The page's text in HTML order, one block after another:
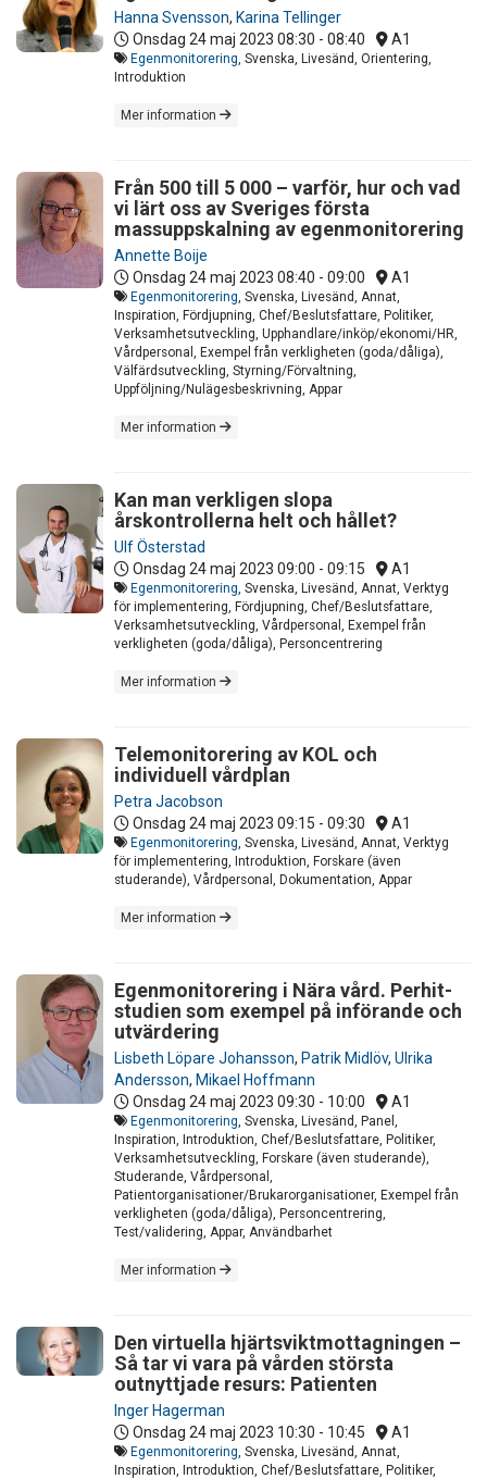
Hanna Svensson, Karina Tellinger
Onsdag 24 maj 2023 08:30 - 08:40 A1
Egenmonitorering , Svenska, Livesänd, Orientering,
Introduktion
Mer information
Från 500 till 5 000 – varför, hur och vad
vi lärt oss av Sveriges första
massuppskalning av egenmonitorering
Annette Boije
Onsdag 24 maj 2023 08:40 - 09:00 A1
Egenmonitorering , Svenska, Livesänd, Annat,
Inspiration, Fördjupning, Chef/Beslutsfattare, Politiker,
Verksamhetsutveckling, Upphandlare/inköp/ekonomi/HR,
Vårdpersonal, Exempel från verkligheten (goda/dåliga),
Välfärdsutveckling, Styrning/Förvaltning,
Uppföljning/Nulägesbeskrivning, Appar
Mer information
Kan man verkligen slopa
årskontrollerna helt och hållet?
Ulf Österstad
Onsdag 24 maj 2023 09:00 - 09:15 A1
Egenmonitorering , Svenska, Livesänd, Annat, Verktyg
för implementering, Fördjupning, Chef/Beslutsfattare,
Verksamhetsutveckling, Vårdpersonal, Exempel från
verkligheten (goda/dåliga), Personcentrering
Mer information
Telemonitorering av KOL och
individuell vårdplan
Petra Jacobson
Onsdag 24 maj 2023 09:15 - 09:30 A1
Egenmonitorering , Svenska, Livesänd, Annat, Verktyg
för implementering, Introduktion, Forskare (även
studerande), Vårdpersonal, Dokumentation, Appar
Mer information
Egenmonitorering i Nära vård. Perhit-
studien som exempel på införande och
utvärdering
Lisbeth Löpare Johansson, Patrik Midlöv, Ulrika
Andersson, Mikael Hoffmann
Onsdag 24 maj 2023 09:30 - 10:00 A1
Egenmonitorering , Svenska, Livesänd, Panel,
Inspiration, Introduktion, Chef/Beslutsfattare, Politiker,
Verksamhetsutveckling, Forskare (även studerande),
Studerande, Vårdpersonal,
Patientorganisationer/Brukarorganisationer, Exempel från
verkligheten (goda/dåliga), Personcentrering,
Test/validering, Appar, Användbarhet
Mer information
Den virtuella hjärtsviktmottagningen –
Så tar vi vara på vården största
outnyttjade resurs: Patienten
Inger Hagerman
Onsdag 24 maj 2023 10:30 - 10:45 A1
Egenmonitorering , Svenska, Livesänd, Annat,
Inspiration, Introduktion, Chef/Beslutsfattare, Politiker,